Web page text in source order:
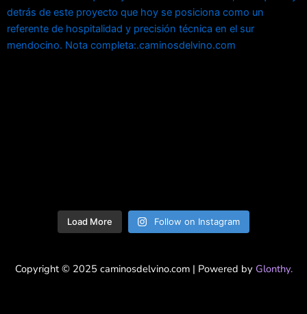
Load More Follow on Instagram
Copyright © 2025 caminosdelvino.com | Powered by Glonthy.